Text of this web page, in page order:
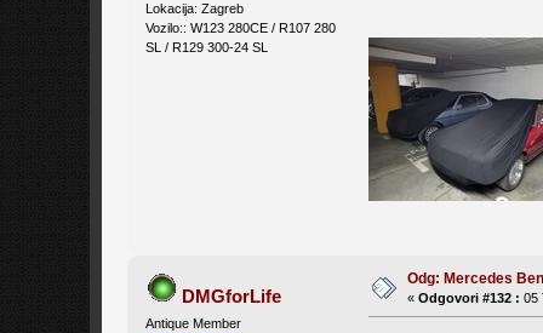
Lokacija: Zagreb
Vozilo:: W123 280CE / R107 280
SL / R129 300-24 SL
DMGforLife
Antique Member
Odg: Mercedes
«Odgovori #132 : 05